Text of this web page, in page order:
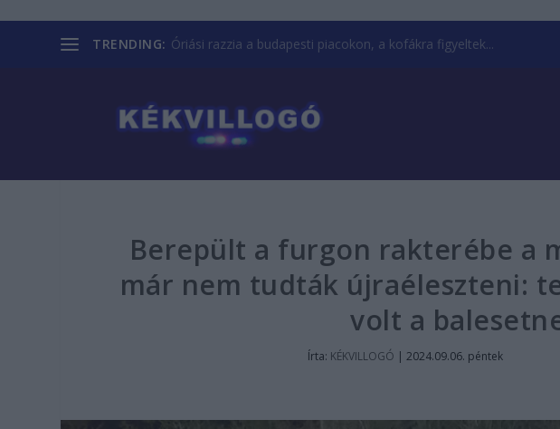
TRENDING: Óriási razzia a budapesti piacokon, a kofákra figyeltek...
Berepült a furgon rakterébe a
már nem tudták újraéleszteni:
volt a
Írta: KÉKVILLOGÓ |2024.09.06. péntek